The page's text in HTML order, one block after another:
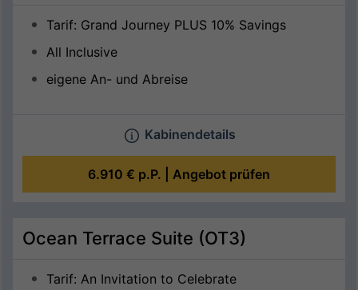
Tarif: Grand Journey PLUS 10% Savings
All Inclusive
eigene An- und Abreise
Kabinendetails
6.910 € p.P. | Angebot prüfen
Ocean Terrace Suite (OT3)
Tarif: An Invitation to Celebrate